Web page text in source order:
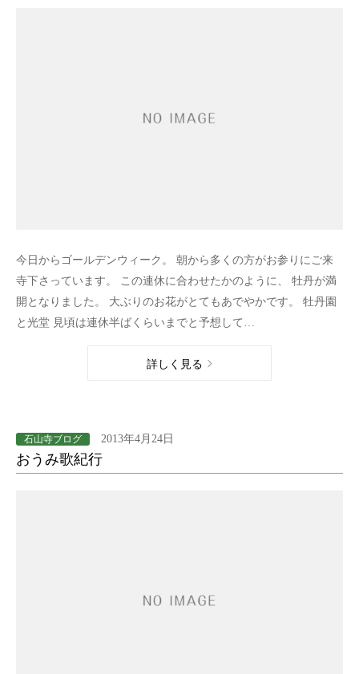
今日からゴールデンウィーク。 朝から多くの方がお参りにご来
寺下さっています。 この連休に合わせたかのように、 牡丹が満
開となりました。 大ぶりのお花がとてもあでやかです。 牡丹園
と光堂 見頃は連休半ばくらいまでと予想して…
詳しく見る
石山寺ブログ 2013年4月24日
おうみ歌紀行